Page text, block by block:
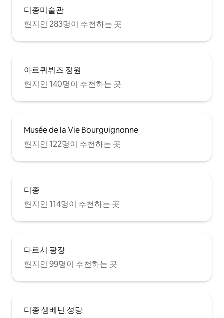
디종미술관
현지인 283명이 추천하는 곳
아르퀴뷔즈 정원
현지인 140명이 추천하는 곳
Musée de la Vie Bourguignonne
현지인 122명이 추천하는 곳
디종
현지인 114명이 추천하는 곳
다르시 광장
현지인 99명이 추천하는 곳
디종 생베닌 성당